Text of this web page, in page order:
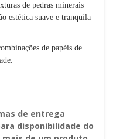
de pedras minerais
estética suave e tranquila
de papéis de
de entrega
disponibilidade do